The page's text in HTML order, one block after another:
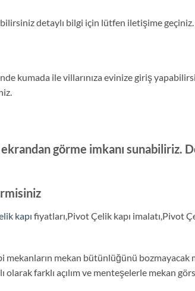
detaylı bilgi için lütfen iletişime geçiniz.
kumada ile villarınıza evinize giriş
görme imkanı sunabiliriz.
kapı fiyatları,Pivot Çelik kapı imalatı,Pivot
mekanların mekan bütünlüğünü bozmayacak
farklı açılım ve menteşelerle mekan